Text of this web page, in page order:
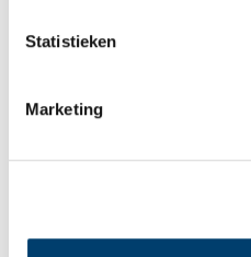
Statistieken
Marketing
In 1573 vond tijdens de
Verenigde Nederlanden
katholieke koning van Spanje.